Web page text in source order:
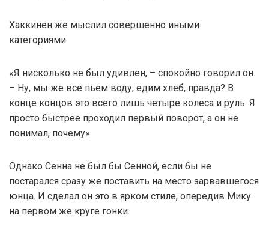
Хаккинен же мыслил совершенно иными
категориями.
«Я нисколько не был удивлен, – спокойно говорил он.
– Ну, мы же все пьем воду, едим хлеб, правда? В
конце концов это всего лишь четыре колеса и руль. Я
просто быстрее проходил первый поворот, а он не
понимал, почему».
Однако Сенна не был бы Сенной, если бы не
постарался сразу же поставить на место зарвавшегося
юнца. И сделал он это в ярком стиле, опередив Мику
на первом же круге гонки.